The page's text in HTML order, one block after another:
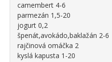
camembert 4-6
parmezán 1,5-20
jogurt 0,2
špenát,avokádo,baklažán 2-6
rajčinová omáčka 2
kyslá kapusta 1-20